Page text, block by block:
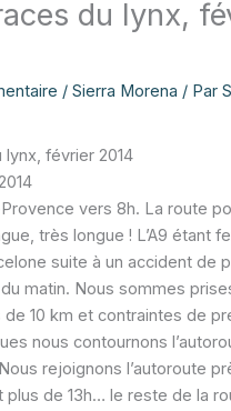
du lynx,
/Sierra Morena / Par
lynx, février 2014
Provence vers 8h. La route
très longue ! L’A9 étant
suite à un accident de
matin. Nous sommes
de 10 km et contraintes de
nous contournons
rejoignons l’autoroute
plus de 13h… le reste de la